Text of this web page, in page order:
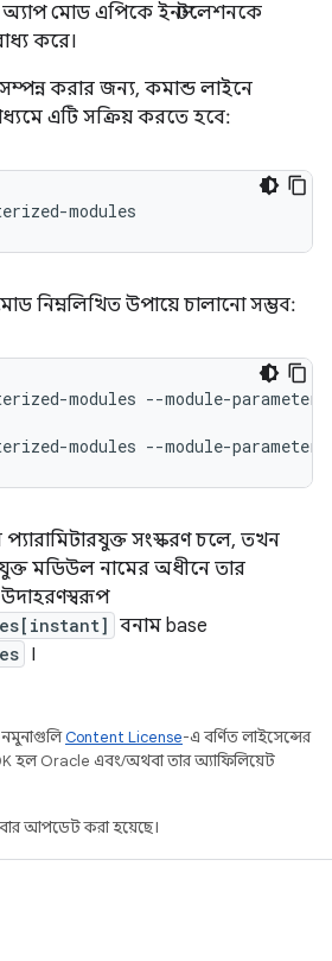
অ্যাপ মোড এপিকে ইনস্টলেশনকে
করে।
করার জন্য, কমান্ড লাইনে
এটি সক্রিয় করতে হবে:
নিম্নলিখিত উপায়ে চালানো সম্ভব:
modules --module-parameter
modules --module-parameter
সংস্করণ চলে, তখন
মডিউল নামের অধীনে তার
বনাম base
।
Content License-এ বর্ণিত লাইসেন্সের
হল Oracle এবং/অথবা তার অ্যাফিলিয়েট
আপডেট করা হয়েছে।